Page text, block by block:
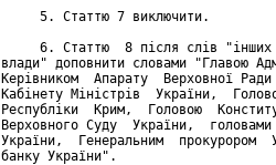
     5. Статтю 7 виключити.
6. Статтю  8 після слів
влади" доповнити словами "Главою
Керівником  Апарату  Верховної
Кабінету Міністрів  України,
Республіки  Крим,  Головою
Верховного Суду  України,
України,  Генеральним  прокурором
банку України".